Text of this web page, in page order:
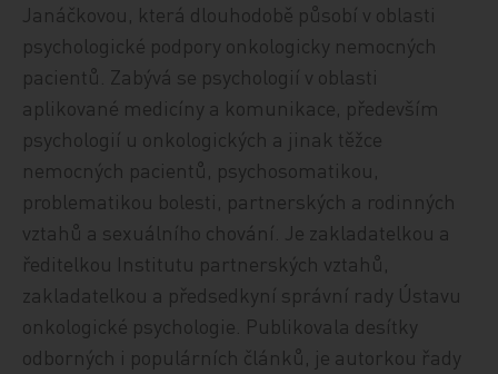
Janáčkovou, která dlouhodobě působí v oblasti
psychologické podpory onkologicky nemocných
pacientů. Zabývá se psychologií v oblasti
aplikované medicíny a komunikace, především
psychologií u onkologických a jinak těžce
nemocných pacientů, psychosomatikou,
problematikou bolesti, partnerských a rodinných
vztahů a sexuálního chování. Je zakladatelkou a
ředitelkou Institutu partnerských vztahů,
zakladatelkou a předsedkyní správní rady Ústavu
onkologické psychologie. Publikovala desítky
odborných i populárních článků, je autorkou řady